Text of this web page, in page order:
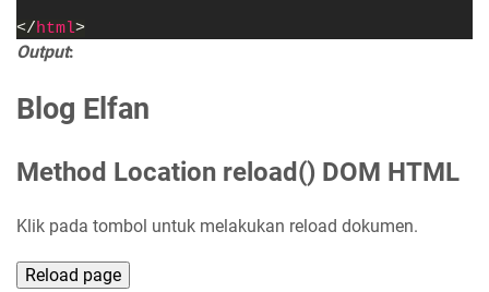
</html>
Output:
Blog Elfan
Method Location reload() DOM HTML
Klik pada tombol untuk melakukan reload dokumen.
Reload page